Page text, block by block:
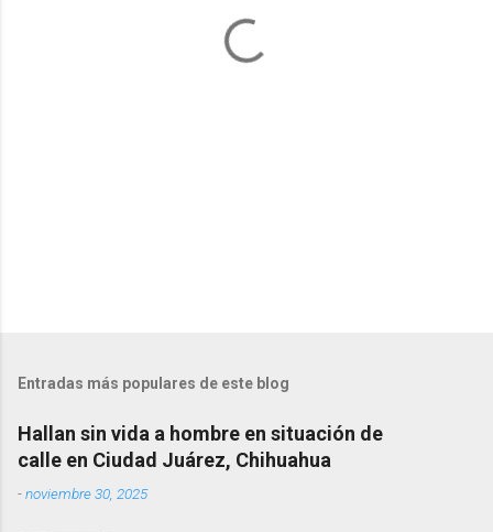
Entradas más populares de este blog
Hallan sin vida a hombre en situación de
calle en Ciudad Juárez, Chihuahua
-noviembre 30, 2025